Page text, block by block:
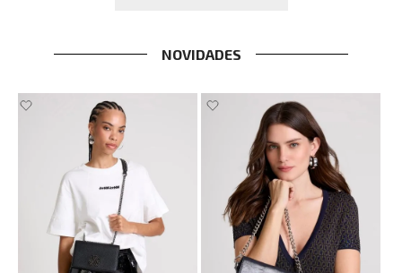
NOVIDADES